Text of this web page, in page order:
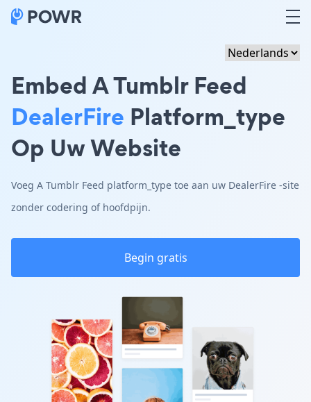
Embed A Tumblr Feed
DealerFire Platform_type
Op Uw Website
Voeg A Tumblr Feed platform_type toe aan uw DealerFire -site
zonder codering of hoofdpijn.
Begin gratis